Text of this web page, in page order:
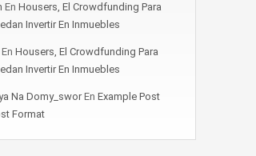
En Housers, El Crowdfunding Para
Invertir En Inmuebles
En Housers, El Crowdfunding Para
Invertir En Inmuebles
Na Domy_sworEn Example Post
Format